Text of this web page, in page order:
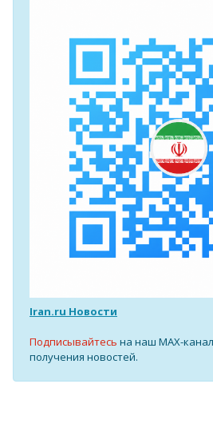
Iran.ru Новости
Подписывайтесь на наш MAX-
получения новостей.